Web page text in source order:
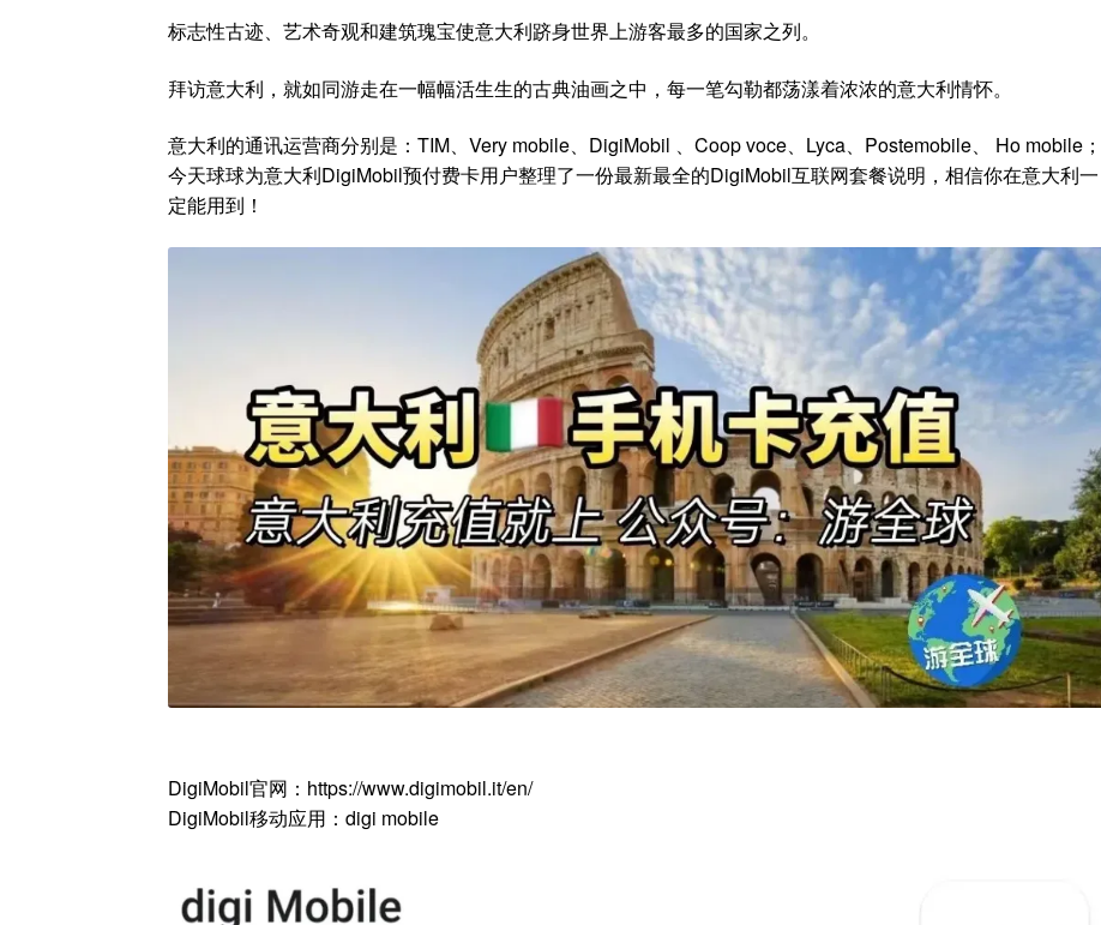
标志性古迹、艺术奇观和建筑瑰宝使意大利跻身世界上游客最多的国家之列。
拜访意大利，就如同游走在一幅幅活生生的古典油画之中，每一笔勾勒都荡漾着浓浓的意大利情怀。
意大利的通讯运营商分别是：TIM、Very mobile、DigiMobil 、Coop voce、Lyca、Postemobile、 Ho mobile；
今天球球为意大利DigiMobil预付费卡用户整理了一份最新最全的DigiMobil互联网套餐说明，相信你在意大利一
定能用到！
DigiMobil官网：https://www.digimobil.it/en/
DigiMobil移动应用：digi mobile